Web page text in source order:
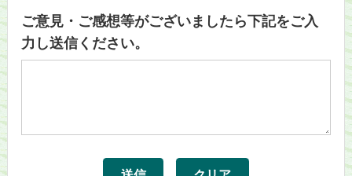
ご意見・ご感想等がございましたら下記をご入
力し送信ください。